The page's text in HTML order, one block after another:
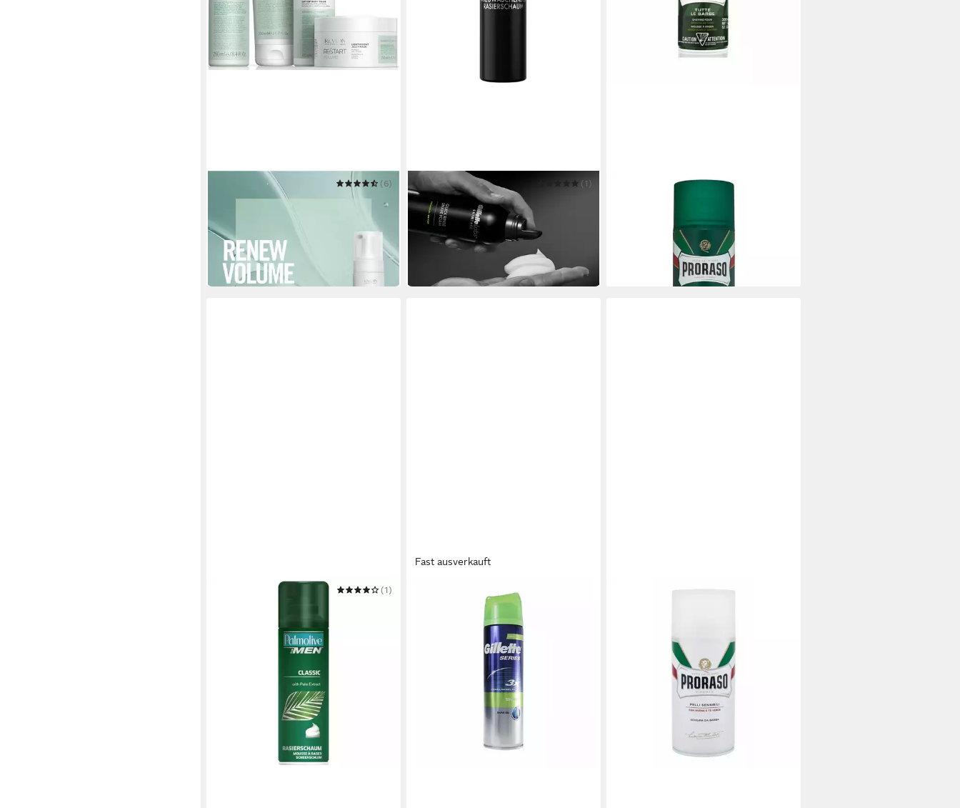
REVLON PROFESSIONAL
Haarschaum RE/START LIFT-UP
(6)
ab 13,99 €
(84,79 €/ 1 l)
-56%
in 1-2 Werktagen bei dir
GILLETTE
Rasierschaum Labs Skincare 240ml
(1)
ab 19,91 € UVP22,22 €
(8,30 €/ 100 ml)
-10%
in 4-5 Werktagen bei dir
in 8-10 Werktagen bei dir
(1)
in 4-5 Werktagen bei dir
Fast ausverkauft
Rasierschaum Series Sensitive
in 9-11 Werktagen bei dir